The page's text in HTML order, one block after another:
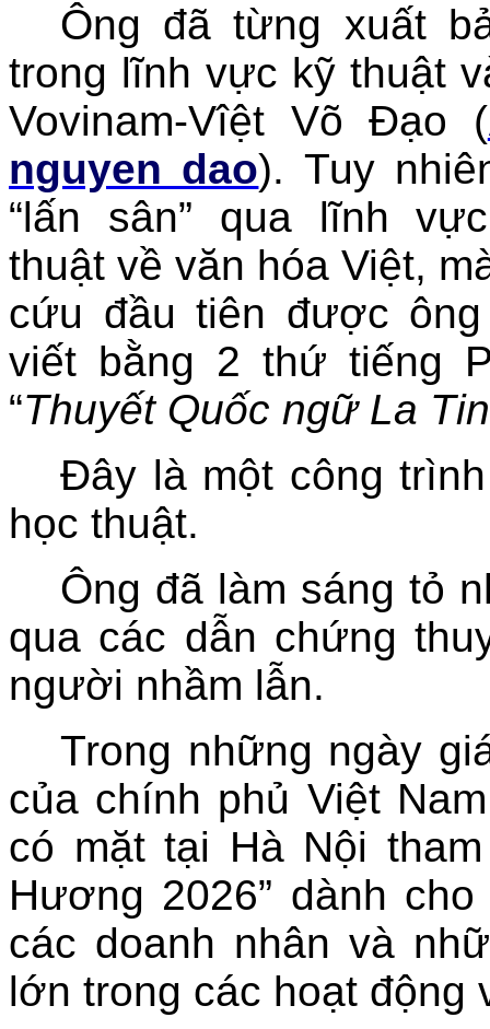
Ông đã từng xuất
trong lĩnh vực kỹ thuật
Vovinam-Vîệt Võ Đạo (
nguyen dao). Tuy
“lấn sân” qua lĩnh
thuật về văn hóa Việt,
cứu đầu tiên được
viết bằng 2 thứ tiếng
“Thuyết Quốc ngữ La
Đây là một công
học thuật.
Ông đã làm sáng tỏ
qua các dẫn chứng
người nhầm lẫn.
Trong những ngày
của chính phủ Việt
có mặt tại Hà Nội
Hương 2026” dành
các doanh nhân và
lớn trong các hoạt động